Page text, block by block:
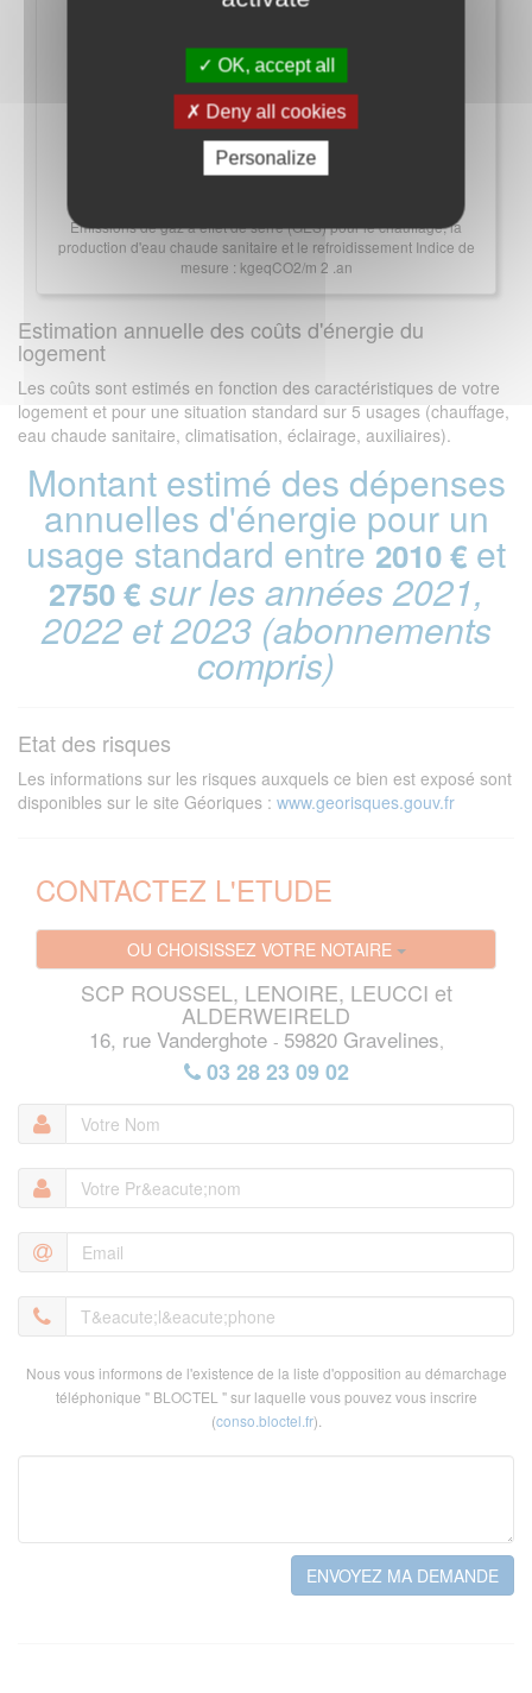
Émissions de gaz à effet de serre (GES) pour le chauffage, la
production d'eau chaude sanitaire et le refroidissement Indice de
mesure : kgeqCO2/m 2 .an
Estimation annuelle des coûts d'énergie du
logement
Les coûts sont estimés en fonction des caractéristiques de votre
logement et pour une situation standard sur 5 usages (chauffage,
eau chaude sanitaire, climatisation, éclairage, auxiliaires).
Montant estimé des dépenses
annuelles d'énergie pour un
usage standard entre2010 € et
2750 € sur les années 2021,
2022 et 2023 (abonnements
compris)
Etat des risques
Les informations sur les risques auxquels ce bien est exposé sont
disponibles sur le site Géoriques : www.georisques.gouv.fr
CONTACTEZ L'ETUDE
OU CHOISISSEZ VOTRE NOTAIRE
SCP ROUSSEL, LENOIRE, LEUCCI et
ALDERWEIRELD
16, rue Vanderghote - 59820 Gravelines,
03 28 23 09 02
Nom
Nous vous informons de l'existence de la liste d'opposition au démarchage
téléphonique " BLOCTEL " sur laquelle vous pouvez vous inscrire
(conso.bloctel.fr).
ENVOYEZ MA DEMANDE
OK, accept all
Deny all cookies
Personalize